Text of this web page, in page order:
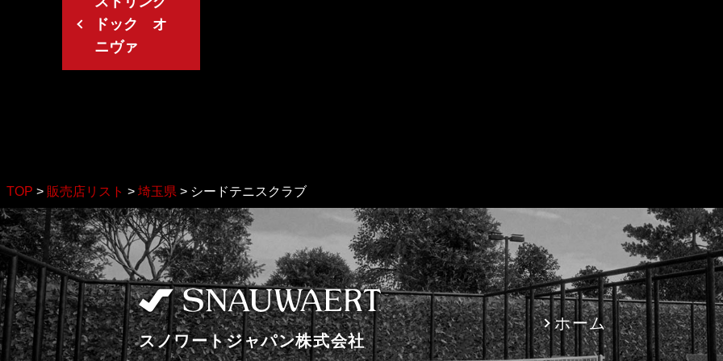
ドック オ
ニヴァ
TOP > 販売店リスト > 埼玉県 > シードテニスクラブ
スノワートジャパン株式会社
ホーム